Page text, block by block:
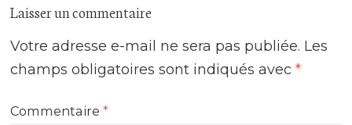
Laisser un commentaire
Votre adresse e-mail ne sera pas publiée. Les
champs obligatoires sont indiqués avec*
Commentaire*